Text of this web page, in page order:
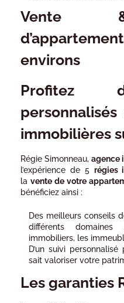
Vente
environs
Profitez
immobilières
Régie Simonneau, agence
l’expérience de 5 régies
la vente de votre
bénéficiez ainsi :
Des meilleurs conseils
différents
immobiliers, les
D’un suivi
sait valoriser votre
Les garanties